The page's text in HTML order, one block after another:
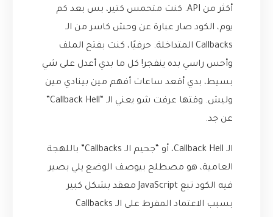
أكثر من API. كنت متحمس كتير، بس بعد كم
يوم، الكود صار عبارة عن وحش كاسر من الـ
Callbacks المتداخلة. حرفيًا، كنت بفتح الملف
وأحس راسي بده ينفجر! كل ما بدي أعدل على شي
بسيط، بدي أقعد ساعات أفهم مين بينادي مين
وليش. وقتها عرفت شو يعني الـ “Callback Hell”
عن جد.
الـ Callback Hell، أو “جحيم الـ Callbacks” باللهجة
العامية، هو مصطلح بيوصف الوضع يلي بصير
فيه الكود تبع JavaScript معقد بشكل كبير
بسبب الاعتماد المفرط على الـ Callbacks